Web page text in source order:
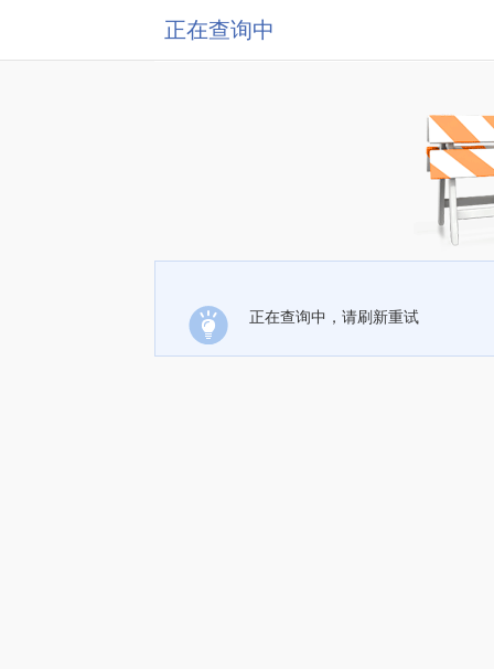
正在查询中
正在查询中，请刷新重试